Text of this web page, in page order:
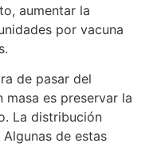
aumentar la
por vacuna
de pasar del
es preservar la
La distribución
de estas